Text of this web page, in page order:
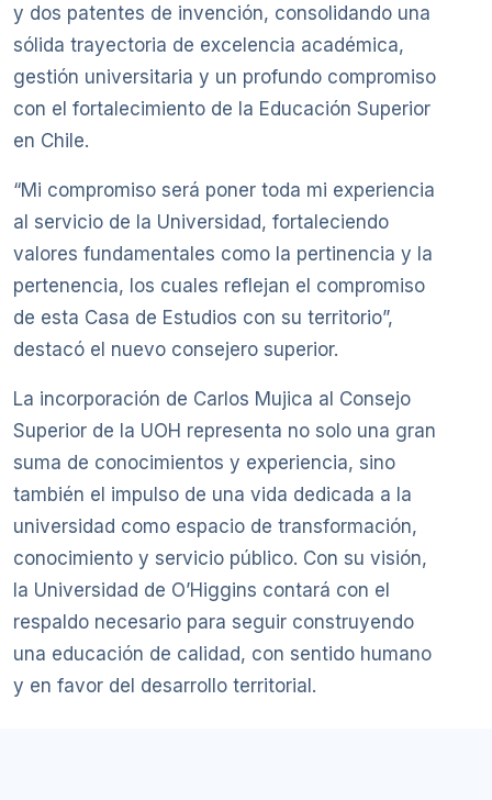
y dos patentes de invención, consolidando una
sólida trayectoria de excelencia académica,
gestión universitaria y un profundo compromiso
con el fortalecimiento de la Educación Superior
en Chile.
“Mi compromiso será poner toda mi experiencia
al servicio de la Universidad, fortaleciendo
valores fundamentales como la pertinencia y la
pertenencia, los cuales reflejan el compromiso
de esta Casa de Estudios con su territorio”,
destacó el nuevo consejero superior.
La incorporación de Carlos Mujica al Consejo
Superior de la UOH representa no solo una gran
suma de conocimientos y experiencia, sino
también el impulso de una vida dedicada a la
universidad como espacio de transformación,
conocimiento y servicio público. Con su visión,
la Universidad de O’Higgins contará con el
respaldo necesario para seguir construyendo
una educación de calidad, con sentido humano
y en favor del desarrollo territorial.